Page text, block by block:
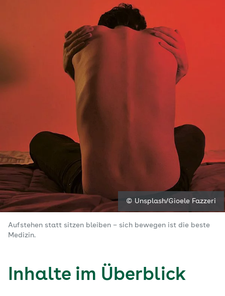
© Unsplash/Gioele Fazzeri
Aufstehen statt sitzen bleiben – sich bewegen ist die beste
Medizin.
Inhalte im Überblick